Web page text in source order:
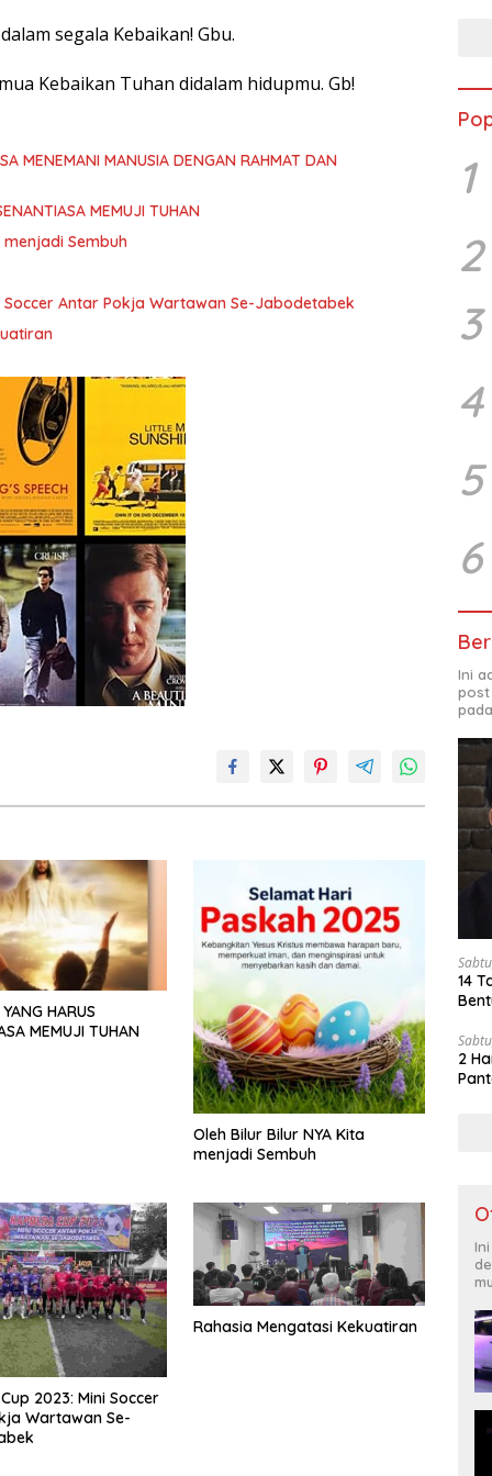
segala Kebaikan! Gbu.
Kebaikan Tuhan didalam hidupmu. Gb!
MENEMANI MANUSIA DENGAN RAHMAT DAN
MEMUJI TUHAN
menjadi Sembuh
Soccer Antar Pokja Wartawan Se-Jabodetabek
HARUS
MEMUJI TUHAN
Oleh Bilur Bilur NYA Kita
menjadi Sembuh
2023: Mini Soccer
Wartawan Se-
Rahasia Mengatasi Kekuatiran
1
2
3
4
5
6
Ini
post
14
2